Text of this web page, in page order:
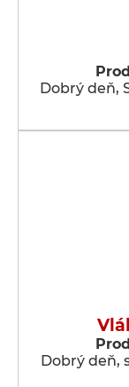
Dobrý deň,
Dobrý deň,